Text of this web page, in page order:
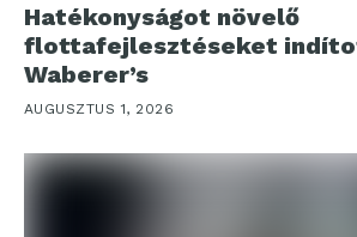
Hatékonyságot növelő
flottafejlesztéseket
Waberer’s
AUGUSZTUS 1, 2026